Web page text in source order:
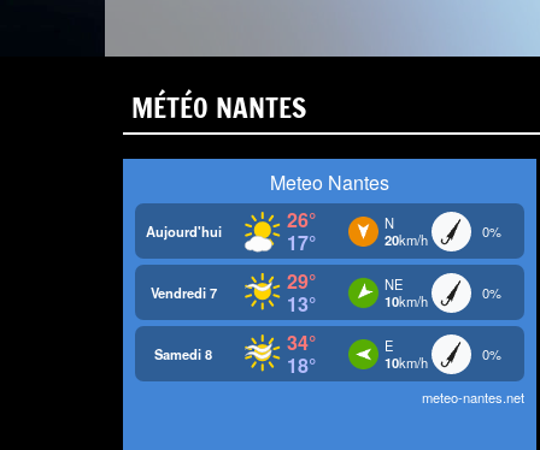
MÉTÉO NANTES